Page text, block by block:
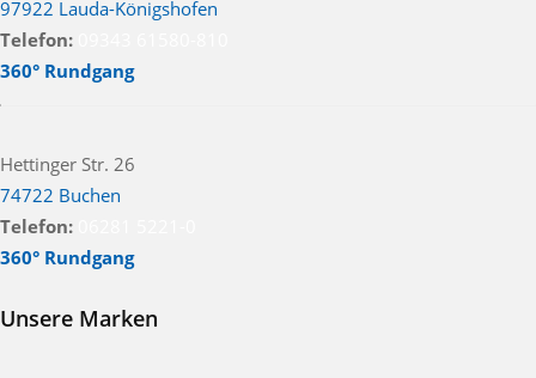
97922 Lauda-Königshofen
Telefon:
360° Rundgang
Hettinger Str. 26
74722 Buchen
Telefon:
360° Rundgang
Unsere Marken